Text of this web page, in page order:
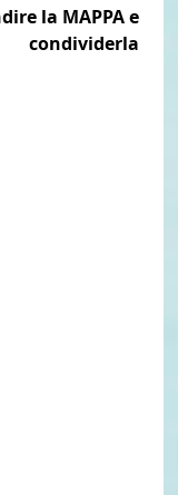
la MAPPA e
condividerla